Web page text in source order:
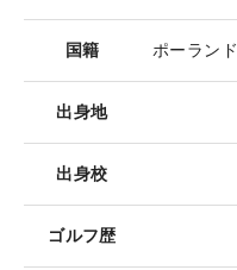
国籍 ポーランド
出身地
出身校
ゴルフ歴